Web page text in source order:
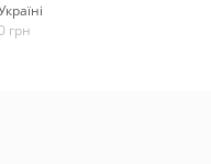
грн